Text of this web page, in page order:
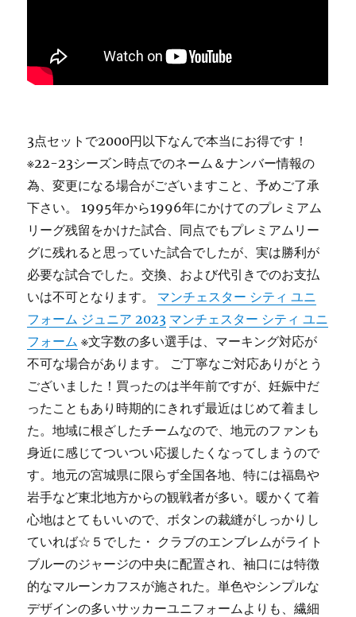
3点セットで2000円以下なんで本当にお得です！
※22-23シーズン時点でのネーム＆ナンバー情報の
為、変更になる場合がございますこと、予めご了承
下さい。 1995年から1996年にかけてのプレミアム
リーグ残留をかけた試合、同点でもプレミアムリー
グに残れると思っていた試合でしたが、実は勝利が
必要な試合でした。交換、および代引きでのお支払
いは不可となります。 マンチェスター シティ ユニ
フォーム ジュニア 2023 マンチェスター シティ ユニ
フォーム ※文字数の多い選手は、マーキング対応が
不可な場合があります。 ご丁寧なご対応ありがとう
ございました！買ったのは半年前ですが、妊娠中だ
ったこともあり時期的にきれず最近はじめて着まし
た。地域に根ざしたチームなので、地元のファンも
身近に感じてついつい応援したくなってしまうので
す。地元の宮城県に限らず全国各地、特には福島や
岩手など東北地方からの観戦者が多い。暖かくて着
心地はとてもいいので、ボタンの裁縫がしっかりし
ていれば☆５でした・ クラブのエンブレムがライト
ブルーのジャージの中央に配置され、袖口には特徴
的なマルーンカフスが施された。単色やシンプルな
デザインの多いサッカーユニフォームよりも、繊細